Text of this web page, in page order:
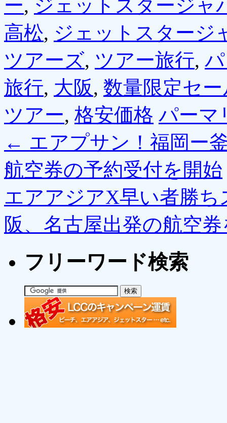
ー, ジェットスタージャ
高松, ジェットスタージ
ツアーズ, ツアー旅行,
旅行, 大阪, 数量限定セ
ツアー, 格安価格 パーマ
← エアプサン！福岡ー
航空券の予約受付を開始
エアアジアX早い者勝
阪、名古屋出発の航空
フリーワード検索